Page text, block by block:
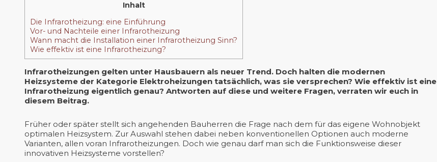
Inhalt
Die Infrarotheizung: eine Einführung
Vor- und Nachteile einer Infrarotheizung
Wann macht die Installation einer Infrarotheizung Sinn?
Wie effektiv ist eine Infrarotheizung?
Infrarotheizungen gelten unter Hausbauern als neuer Trend. Doch halten die modernen
Heizsysteme der Kategorie Elektroheizungen tatsächlich, was sie versprechen? Wie effektiv ist eine
Infrarotheizung eigentlich genau? Antworten auf diese und weitere Fragen, verraten wir euch in
diesem Beitrag.
Früher oder später stellt sich angehenden Bauherren die Frage nach dem für das eigene Wohnobjekt
optimalen Heizsystem. Zur Auswahl stehen dabei neben konventionellen Optionen auch moderne
Varianten, allen voran Infrarotheizungen. Doch wie genau darf man sich die Funktionsweise dieser
innovativen Heizsysteme vorstellen?